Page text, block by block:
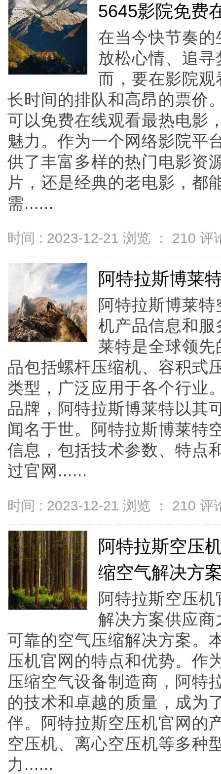
5645影院免费
在当今快节奏
放松心情、追
而，要在影院
长时间的排队和高昂的票价
可以免费在线观看最热电影
魅力。作为一个网络影院平
供了丰富多样的热门电影资
片，还是经典的老电影，都
需......
时间 : 2023-12-21 浏览 ： 210 评
阿特拉斯博莱
阿特拉斯博莱
机产品信息和
莱特是全球领
品包括螺杆压缩机、容积式
类型，广泛应用于各个行业
品牌，阿特拉斯博莱特以其
闻名于世。阿特拉斯博莱特
信息，包括技术参数、特点
过官网......
时间 : 2023-12-21 浏览 ： 210 评
阿特拉斯空压
缩空气解决方
阿特拉斯空压
解决方案供应
可靠的空气压缩解决方案。
压机官网的特点和优势。作
压缩空气设备制造商，阿特
的技术和卓越的质量，成为
伴。阿特拉斯空压机官网的
空压机、离心空压机等多种
力......